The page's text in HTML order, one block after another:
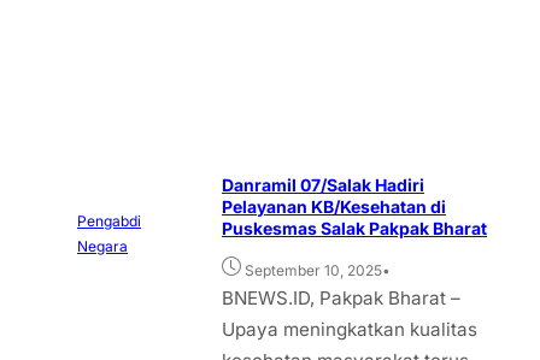
Pengabdi
Negara
Danramil 07/Salak Hadiri
Pelayanan KB/Kesehatan di
Puskesmas Salak Pakpak Bharat
September 10, 2025•
BNEWS.ID, Pakpak Bharat –
Upaya meningkatkan kualitas